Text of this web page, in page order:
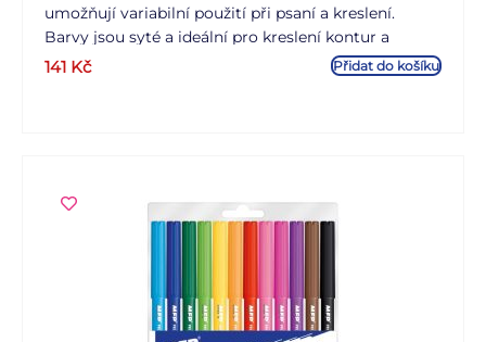
umožňují variabilní použití při psaní a kreslení.
Barvy jsou syté a ideální pro kreslení kontur a
následné vybarvování vybraných ploch.
141 Kč Přidat do košíku